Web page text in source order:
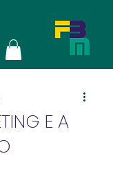
E A